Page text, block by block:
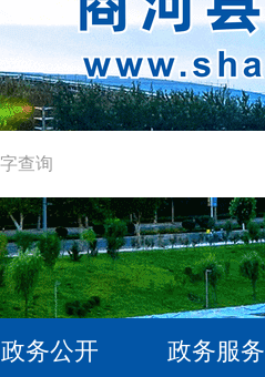
政务公开 政务服务